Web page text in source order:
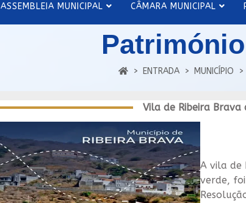
ASSEMBLEIA MUNICIPAL CÂMARA MUNICIPAL
ENTRADA MUNICÍPIO
Vila de Ribeira Brava
A vila de
verde,